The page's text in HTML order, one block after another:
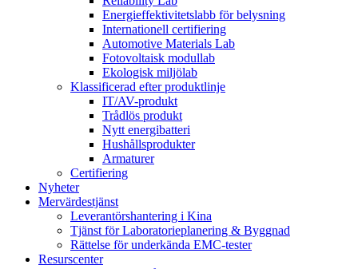
Energieffektivitetslabb för belysning
Internationell certifiering
Automotive Materials Lab
Fotovoltaisk modullab
Ekologisk miljölab
Klassificerad efter produktlinje
IT/AV-produkt
Trådlös produkt
Nytt energibatteri
Hushållsprodukter
Armaturer
Certifiering
Nyheter
Mervärdestjänst
Leverantörshantering i Kina
Tjänst för Laboratorieplanering & Byggnad
Rättelse för underkända EMC-tester
Resurscenter